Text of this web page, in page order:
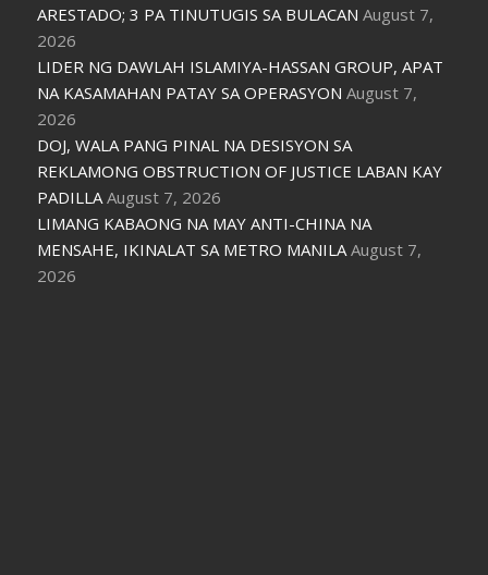
ARESTADO; 3 PA TINUTUGIS SA BULACAN August 7,
2026
LIDER NG DAWLAH ISLAMIYA-HASSAN GROUP, APAT
NA KASAMAHAN PATAY SA OPERASYON August 7,
2026
DOJ, WALA PANG PINAL NA DESISYON SA
REKLAMONG OBSTRUCTION OF JUSTICE LABAN KAY
PADILLA August 7, 2026
LIMANG KABAONG NA MAY ANTI-CHINA NA
MENSAHE, IKINALAT SA METRO MANILA August 7,
2026